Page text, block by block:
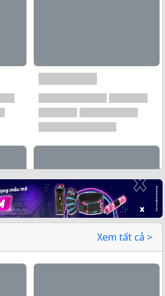
Xem tất cả →
Xem tất cả >